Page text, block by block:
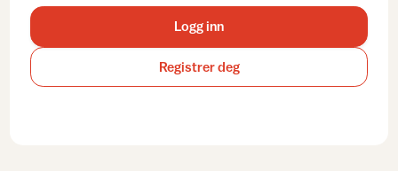
Logg inn
Registrer deg